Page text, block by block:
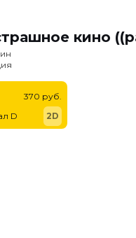
кино
D
370 руб.
2D